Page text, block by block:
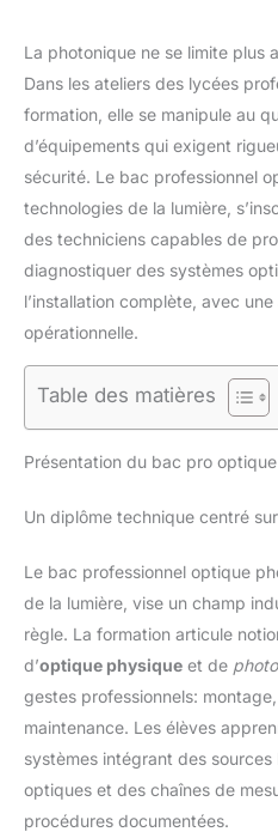
La photonique ne se limite plus
Dans les ateliers des lycées
formation, elle se manipule au
d’équipements qui exigent
sécurité. Le bac professionnel
technologies de la lumière,
des techniciens capables de
diagnostiquer des systèmes
l’installation complète, avec
opérationnelle.
Table des matières
Présentation du bac pro
Un diplôme technique centré
Le bac professionnel optique
de la lumière, vise un champ
règle. La formation articule
d’optique physique et de
gestes professionnels:
maintenance. Les élèves
systèmes intégrant des
optiques et des chaînes de
procédures documentées.